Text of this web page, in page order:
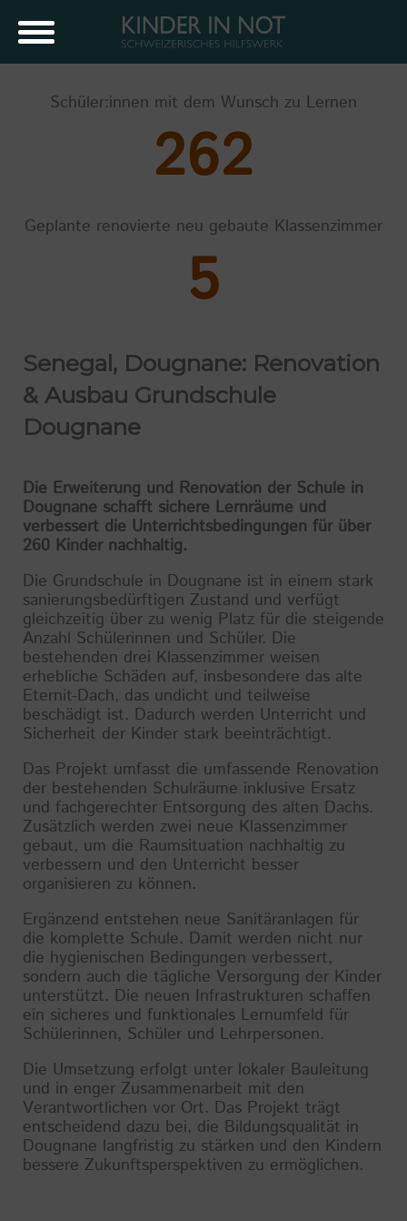
Schüler:innen mit dem Wunsch zu Lernen
262
Geplante renovierte neu gebaute Klassenzimmer
5
Senegal, Dougnane: Renovation
& Ausbau Grundschule
Dougnane
Die Erweiterung und Renovation der Schule in
Dougnane schafft sichere Lernräume und
verbessert die Unterrichtsbedingungen für über
260 Kinder nachhaltig.
Die Grundschule in Dougnane ist in einem stark
sanierungsbedürftigen Zustand und verfügt
gleichzeitig über zu wenig Platz für die steigende
Anzahl Schülerinnen und Schüler. Die
bestehenden drei Klassenzimmer weisen
erhebliche Schäden auf, insbesondere das alte
Eternit-Dach, das undicht und teilweise
beschädigt ist. Dadurch werden Unterricht und
Sicherheit der Kinder stark beeinträchtigt.
Das Projekt umfasst die umfassende Renovation
der bestehenden Schulräume inklusive Ersatz
und fachgerechter Entsorgung des alten Dachs.
Zusätzlich werden zwei neue Klassenzimmer
gebaut, um die Raumsituation nachhaltig zu
verbessern und den Unterricht besser
organisieren zu können.
Ergänzend entstehen neue Sanitäranlagen für
die komplette Schule. Damit werden nicht nur
die hygienischen Bedingungen verbessert,
sondern auch die tägliche Versorgung der Kinder
unterstützt. Die neuen Infrastrukturen schaffen
ein sicheres und funktionales Lernumfeld für
Schülerinnen, Schüler und Lehrpersonen.
Die Umsetzung erfolgt unter lokaler Bauleitung
und in enger Zusammenarbeit mit den
Verantwortlichen vor Ort. Das Projekt trägt
entscheidend dazu bei, die Bildungsqualität in
Dougnane langfristig zu stärken und den Kindern
bessere Zukunftsperspektiven zu ermöglichen.